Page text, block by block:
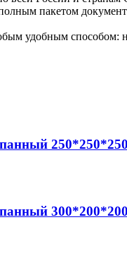
пакетом
удобным способом: